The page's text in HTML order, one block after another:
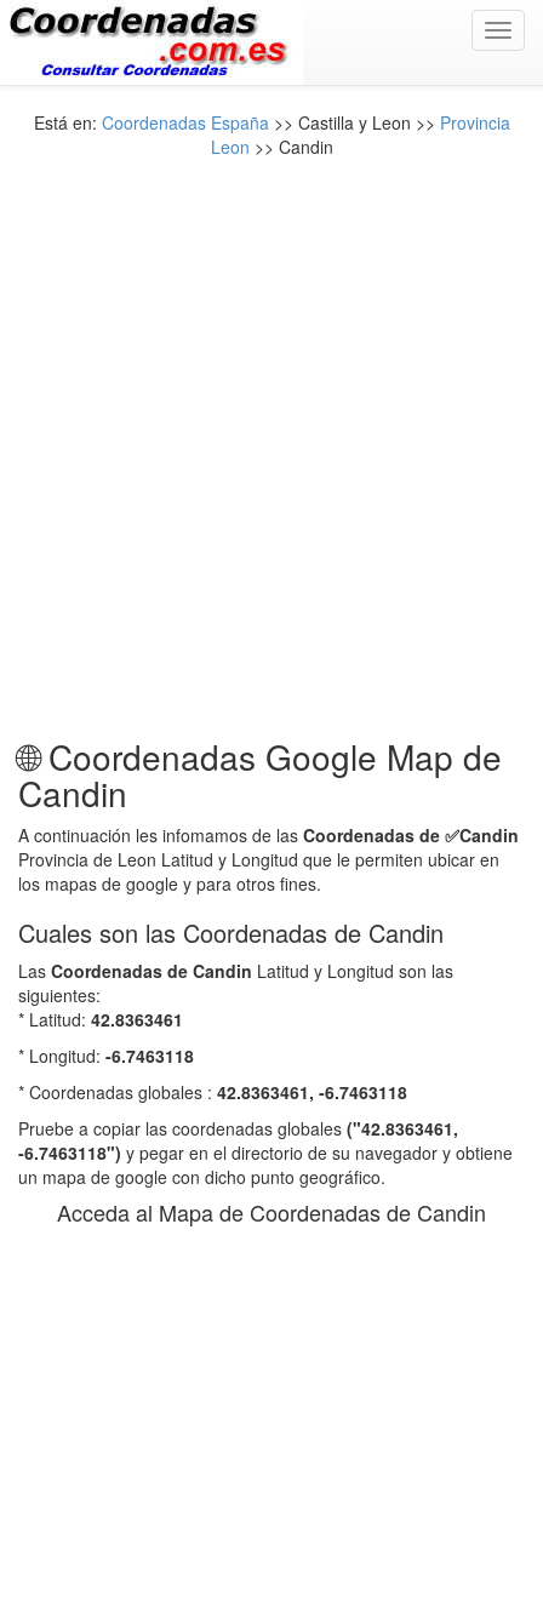
Está en: Coordenadas España>> Castilla y Leon >> Provincia
Leon >> Candin
🌐 Coordenadas Google Map de
Candin
A continuación les infomamos de las Coordenadas de ✅Candin
Provincia de Leon Latitud y Longitud que le permiten ubicar en
los mapas de google y para otros fines.
Cuales son las Coordenadas de Candin
Las Coordenadas de Candin Latitud y Longitud son las
siguientes:
* Latitud: 42.8363461
* Longitud: -6.7463118
* Coordenadas globales : 42.8363461, -6.7463118
Pruebe a copiar las coordenadas globales ("42.8363461,
-6.7463118") y pegar en el directorio de su navegador y obtiene
un mapa de google con dicho punto geográfico.
Acceda al Mapa de Coordenadas de Candin